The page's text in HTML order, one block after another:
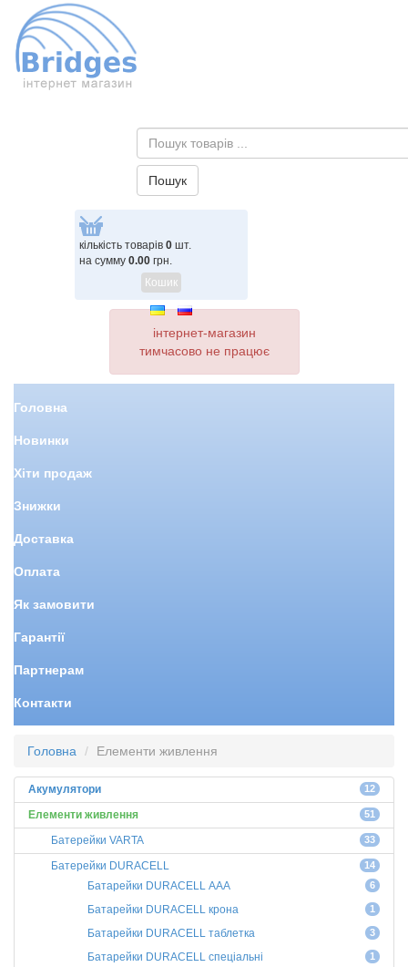
кількість товарів 0 шт.
на сумму 0.00 грн.
Кошик
інтернет-магазин
тимчасово не працює
Головна
Новинки
Хіти продаж
Знижки
Доставка
Оплата
Як замовити
Гарантії
Партнерам
Контакти
Головна Елементи живлення
Акумулятори 12
Елементи живлення 51
Батерейки VARTA 33
Батерейки DURACELL 14
Батарейки DURACELL ААА 6
Батарейки DURACELL крона 1
Батарейки DURACELL таблетка 3
Батарейки DURACELL спеціальні 1